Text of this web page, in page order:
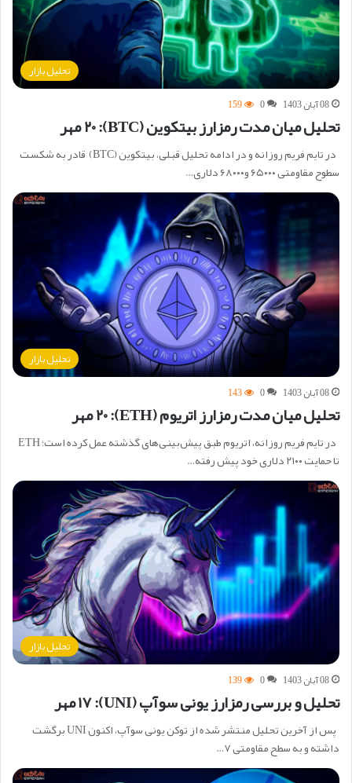
تحلیل بازار
08 آبان 1403 0
159
تحلیل میان مدت رمزارز بیتکوین (BTC): ۲۰ مهر
در تایم فریم روزانه و در ادامه تحلیل قبلی، بیتکوین (BTC) قادر به شکست
سطوح مقاومتی ۶۵۰۰۰ و۶۸۰۰۰ دلاری…
تحلیل بازار
08 آبان 1403 0
143
تحلیل میان مدت رمزارز اتریوم (ETH): ۲۰ مهر
در تایم فریم روزانه، اتریوم طبق پیش‌بینی‌های گذشته عمل کرده است؛ ETH
تا حمایت ۲۱۰۰ دلاری خود پیش رفته…
تحلیل بازار
08 آبان 1403 0
139
تحلیل و بررسی رمزارز یونی سوآپ (UNI): ۱۷ مهر
پس از آخرین تحلیل منتشر شده از توکن یونی سوآپ، اکنون UNI برگشت
داشته و به سطح مقاومتی ۷…